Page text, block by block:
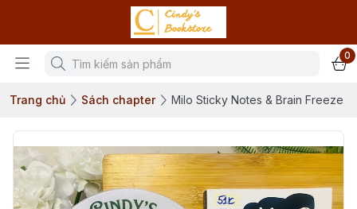
0
Trang chủ Sách chapter Milo Sticky Notes & Brain Freeze